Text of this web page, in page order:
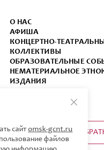
О НАС
АФИША
КОНЦЕРТНО-
КОЛЛЕКТИВЫ
ОБРАЗОВАТЕЛЬНЫЕ
НЕМАТЕРИАЛЬНОЕ
ИЗДАНИЯ
использовать сайт
на